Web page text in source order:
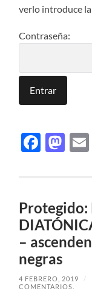
verlo introduce
Contraseña:
Protegido:
–
negras
4 FEBRERO, 2019 /
COMENTARIOS.